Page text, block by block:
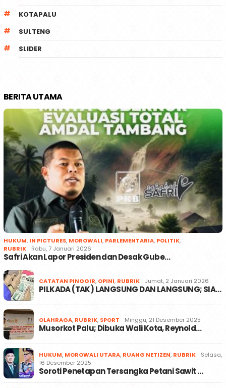
KOTAPALU
SULTENG
SLIDER
BERITA UTAMA
HUKUM, IN PICTURES, MOROWALI, PARLEMENTARIA, POLITIK,
RUBRIK
Rabu, 7 Januari 2026
Safri Akan Lapor Presiden dan Desak Gube…
CATATAN PINGGIR, OPINI, RUBRIK Jumat, 2 Januari 2026
PILKADA (TAK) LANGSUNG DAN LANGSUNG; SIA…
OLAHRAGA, RUBRIK, SPORT Minggu, 21 Desember 2025
Musorkot Palu; Dibuka Wali Kota, Reynold…
HUKUM, MOROWALI UTARA, RUANG NETIZEN, RUBRIK
Selasa,
16 Desember 2025
Soroti Penetapan Tersangka Petani Sawit …